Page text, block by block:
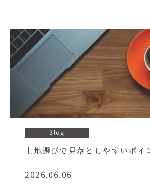
お問い合わせ
お電話での
お問い合わ
0120-
1806
Blog
土地選びで見落としやすいポイ
2026.06.06